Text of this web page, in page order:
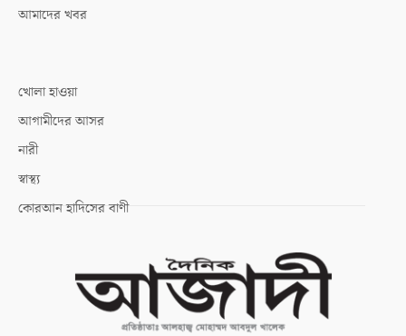
আমাদের খবর
খোলা হাওয়া
আগামীদের আসর
নারী
স্বাস্থ্য
কোরআন হাদিসের বাণী